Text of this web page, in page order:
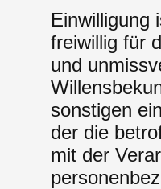
Einwilligung
freiwillig für
und
sonstigen
der die
mit der